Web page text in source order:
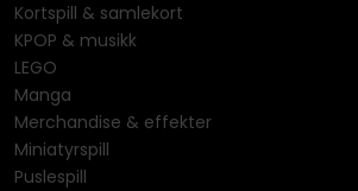
Kortspill & samlekort
KPOP & musikk
LEGO
Manga
Merchandise & effekter
Miniatyrspill
Puslespill